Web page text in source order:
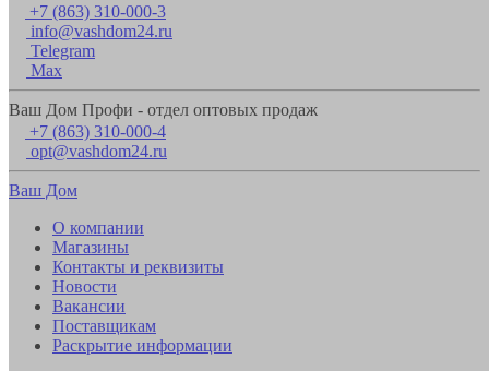
+7 (863) 310-000-3
info@vashdom24.ru
Telegram
Max
Ваш Дом Профи - отдел оптовых продаж
+7 (863) 310-000-4
opt@vashdom24.ru
Ваш Дом
О компании
Магазины
Контакты и реквизиты
Новости
Вакансии
Поставщикам
Раскрытие информации